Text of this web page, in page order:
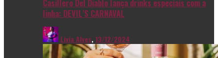
Casillero Del Diablo lança drinks especiais com a
linha: DEVIL’S CARNAVAL
Livia Alves,13/12/2024